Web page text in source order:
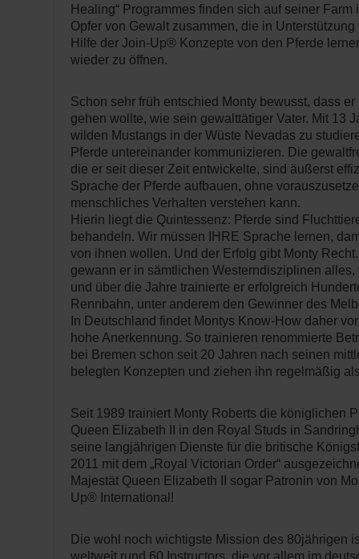
Healing“ Programmes finden sich auf seiner
Opfer von Gewalt zusammen, die in
Hilfe der Join-Up® Konzepte von den Pferde
wieder zu öffnen.
Schon sehr früh entschied Monty bewusst, dass
gehen wollte, wie sein gewalttätiger Vater. Mit 13
wilden Mustangs in der Wüste Nevadas zu
Pferde untereinander kommunizieren. Die
die er seit dieser Zeit entwickelte, sind äußerst
Sprache der Pferde aufbauen, ohne
menschliches Verhalten verstehen kann.
Hierin liegt die Quintessenz: Pferde sind
behandeln. Wir müssen IHRE Sprache lernen,
von ihnen wollen. Und der Erfolg gibt Monty
gewann er in sämtlichen Westerndisziplinen
und über die Jahre trainierte er erfolgreich
Rennbahn, unter anderem den Gewinner des
In Deutschland findet Montys Know-How daher
hohe Anerkennung. So trainieren renommierte
bei Bremen schon seit 20 Jahren nach seinen
belegten Konzepten und ziehen ihn regelmäßig
Seit 1989 trainiert Monty Roberts die königlichen
Queen Elizabeth II in den Royal Studs in
seine langjährigen Dienste für die britische
2011 mit dem „Royal Victorian Order“
Majestät Queen Elizabeth II sogar Patronin von
Up® International!
Die wohl noch wichtigste Mission des 80jährigen
weltweit rund 60 Instructors, die vor allem im